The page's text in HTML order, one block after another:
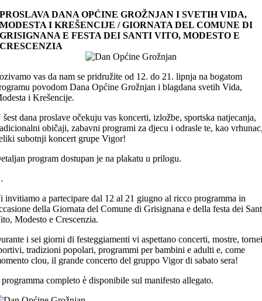
PROSLAVA DANA OPĆINE GROŽNJAN I SVETIH VIDA,
MODESTA I KREŠENCIJE / GIORNATA DEL COMUNE DI
GRISIGNANA E FESTA DEI SANTI VITO, MODESTO E
CRESCENZIA
vas da nam se pridružite od 12. do 21. lipnja na bogatom
povodom Dana Općine Grožnjan i blagdana svetih Vida,
i Krešencije.
šest dana proslave očekuju vas koncerti, izložbe, sportska natjecanja,
običaji, zabavni programi za djecu i odrasle te, kao
subotnji koncert grupe Vigor!
program dostupan je na plakatu u prilogu.
invitiamo a partecipare dal 12 al 21 giugno al ricco programma in
della Giornata del Comune di Grisignana e della festa dei
Modesto e Crescenzia.
i sei giorni di festeggiamenti vi aspettano concerti, mostre,
tradizioni popolari, programmi per bambini e adulti e, come
clou, il grande concerto del gruppo Vigor di sabato sera!
completo è disponibile sul manifesto allegato.